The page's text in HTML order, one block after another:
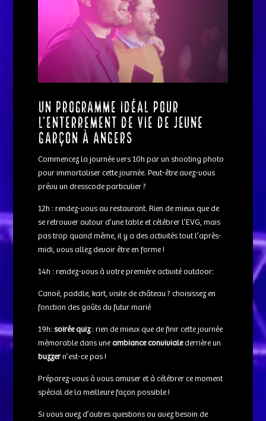
Un programme idéal pour
l’enterrement de vie de jeune
garçon à Angers
Commencez la journée vers 10h par un shooting photo
pour immortaliser cette journée. Peut-être avez-vous
prévu un dresscode particulier ?
12h : rendez-vous au restaurant. Rien de mieux que de
se retrouver autour d’une table et célébrer l’EVG, mais
pas trop quand même, il y a des activités tout l’après-
midi, vous allez devoir être en forme !
14h : rendez-vous à votre première activité outdoor:
Canoë, paddle, kart, visite de château ? choisissez en
fonction des goûts du futur marié
19h: soirée quiz: rien de mieux que de finir cette journée
mémorable dans uneambiance convivialederrière un
buzzern’est-ce pas !
Préparez-vous à vous amuser et à célébrer ce moment
spécial de la meilleure façon possible !
Si vous avez d’autres questions ou avez besoin de